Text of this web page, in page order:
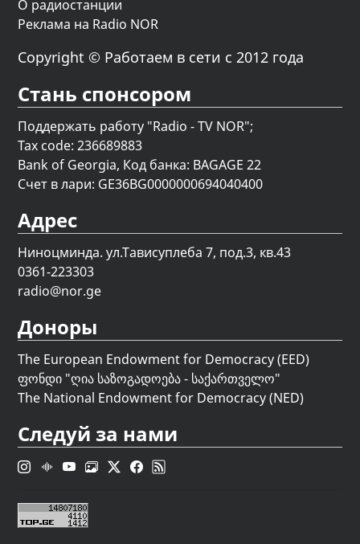
О радиостанции
Реклама на Radio NOR
Copyright © Работаем в сети с 2012 года
Стань спонсором
Поддержать работу "Radio - TV NOR";
Tax code: 236689883
Bank of Georgia, Код банка: BAGAGE 22
Счет в лари: GE36BG0000000694040400
Адрес
Ниноцминда. ул.Тависуплеба 7, под.3, кв.43
0361-223303
radio@nor.ge
Доноры
The European Endowment for Democracy (EED)
ფონდი "ღია საზოგადოება - საქართველო"
The National Endowment for Democracy (NED)
Следуй за нами